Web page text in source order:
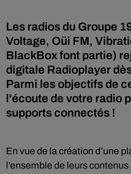
Les radios du Groupe
Voltage, Oüi FM,
BlackBox font partie)
digitale Radioplayer
Parmi les objectifs de
l'écoute de votre radio
supports connectés !
En vue de la création d’une
l’ensemble de leurs